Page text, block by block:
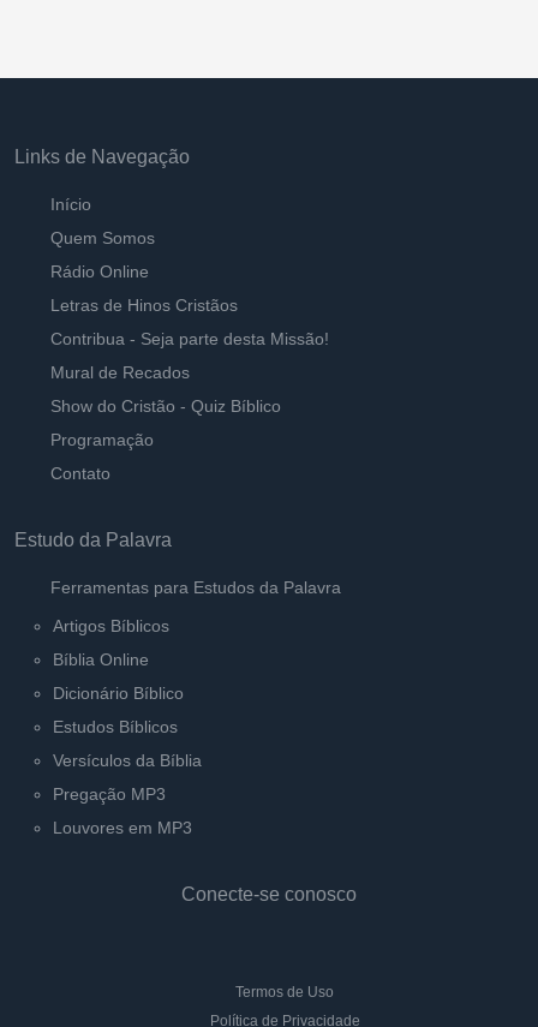
Links de Navegação
Início
Quem Somos
Rádio Online
Letras de Hinos Cristãos
Contribua - Seja parte desta Missão!
Mural de Recados
Show do Cristão - Quiz Bíblico
Programação
Contato
Estudo da Palavra
Ferramentas para Estudos da Palavra
Artigos Bíblicos
Bíblia Online
Dicionário Bíblico
Estudos Bíblicos
Versículos da Bíblia
Pregação MP3
Louvores em MP3
Conecte-se conosco
Termos de Uso
Política de Privacidade